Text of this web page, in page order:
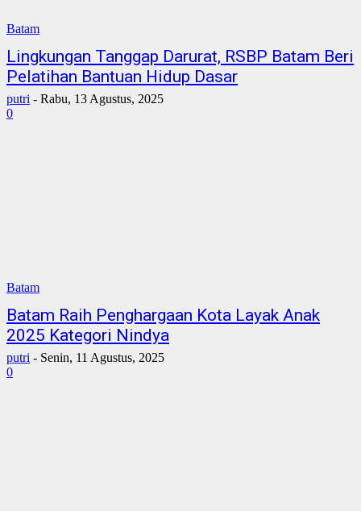
Batam
Lingkungan Tanggap Darurat, RSBP Batam Beri
Pelatihan Bantuan Hidup Dasar
putri - Rabu, 13 Agustus, 2025
0
Batam
Batam Raih Penghargaan Kota Layak Anak
2025 Kategori Nindya
putri - Senin, 11 Agustus, 2025
0